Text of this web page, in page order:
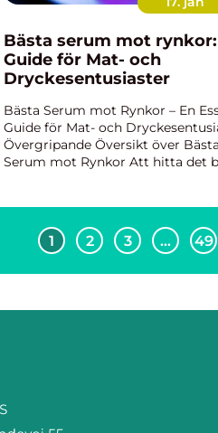
Bästa serum mot
Guide för Mat- och
Dryckesentusiaster
Bästa Serum mot Rynkor – En
Guide för Mat- och
Övergripande Översikt över Bästa
Serum mot Rynkor Att hitta det
1 2 3 … 49